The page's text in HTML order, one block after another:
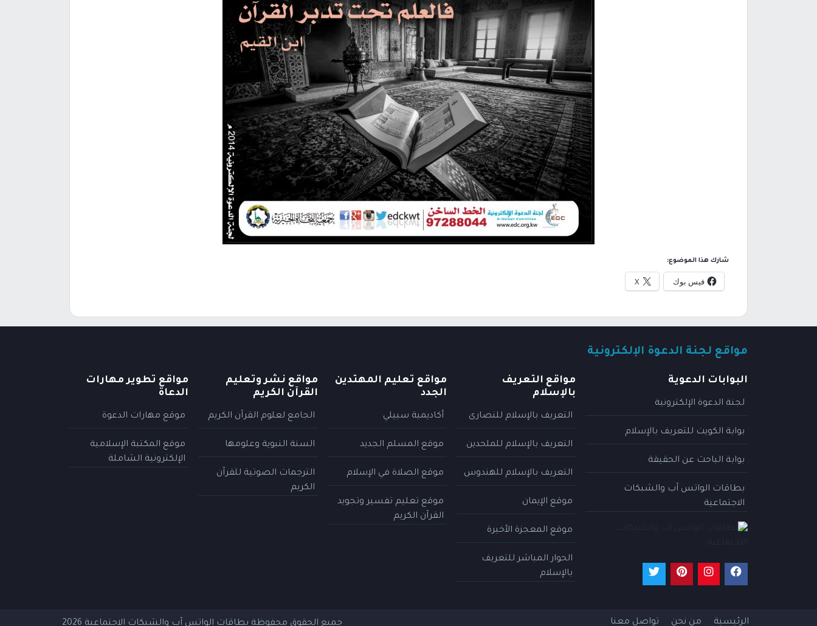
شارك هذا الموضوع:
فيس بوك X
مواقع لجنة الدعوة الإلكترونية
البوابات الدعوية
لجنة الدعوة الإلكترونية
بوابة الكويت للتعريف بالإسلام
بوابة الباحث عن الحقيقة
بطاقات الواتس آب والشبكات
الاجتماعية
مواقع التعريف
بالإسلام
التعريف بالإسلام للنصارى
التعريف بالإسلام للملحدين
التعريف بالإسلام للهندوس
موقع الإيمان
موقع المعجزة الأخيرة
الحوار المباشر للتعريف
بالإسلام
مواقع تعليم المهتدين
الجدد
أكاديمية سبيلي
موقع المسلم الجديد
موقع الصلاة في الإسلام
موقع تعليم تفسير وتجويد
القرآن الكريم
مواقع نشر وتعليم
القرآن الكريم
الجامع لعلوم القرآن الكريم
السنة النبوية وعلومها
الترجمات الصوتية للقرآن
الكريم
مواقع تطوير مهارات
الدعاة
موقع مهارات الدعوة
موقع المكتبة الإسلامية
الإلكترونية الشاملة
الرئيسية من نحن تواصل معنا جميع الحقوق محفوظة بطاقات الواتس آب والشبكات الاجتماعية